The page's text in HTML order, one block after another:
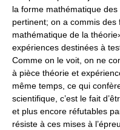
la forme mathématique
pertinent; on a commis
mathématique de la
expériences destinées à
Comme on le voit, on ne
à pièce théorie et
même temps, ce qui
scientifique, c’est le fait
et plus encore réfutables
résiste à ces mises à